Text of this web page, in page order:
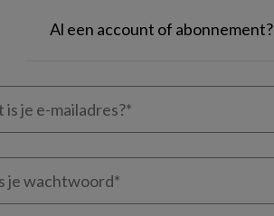
Al een account of abonnement?